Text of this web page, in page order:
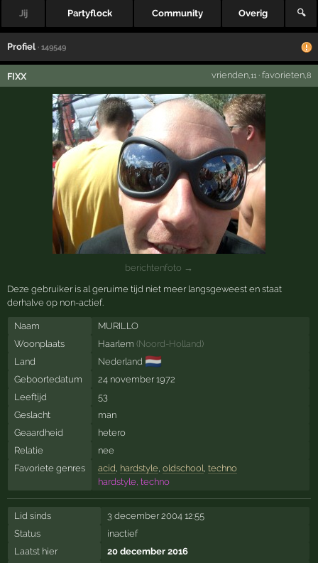
Jij Partyflock Community Overig 🔍
Profiel · 149549
FIXX vrienden,11· favorieten,8
berichtenfoto →
Deze gebruiker is al geruime tijd niet meer langsgeweest en staat
derhalve op non-actief.
Naam
MURILLO
Woonplaats
Haarlem (Noord-Holland)
Land
Nederland 🇳🇱
Geboortedatum
24 november 1972
Leeftijd
53
Geslacht
man
Geaardheid
hetero
Relatie
nee
Favoriete genres
acid hardstyle oldschool techno
hardstyle, techno
Lid sinds
3 december 2004 12:55
Status
inactief
Laatst hier
20 december 2016